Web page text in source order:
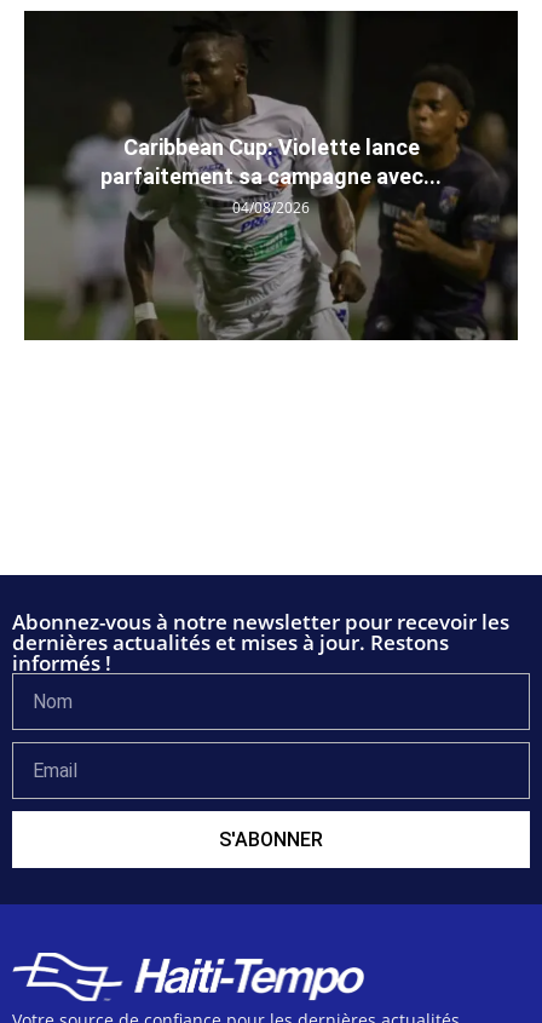
Caribbean Cup: Violette lance
parfaitement sa campagne avec...
04/08/2026
Abonnez-vous à notre newsletter pour recevoir les
dernières actualités et mises à jour. Restons
informés !
S'ABONNER